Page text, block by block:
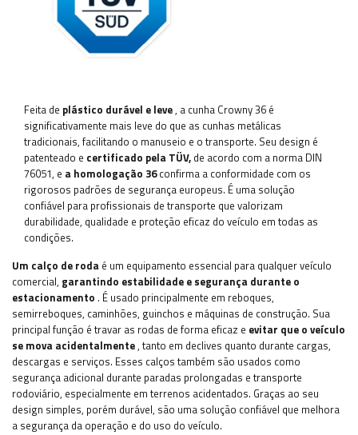
Feita de plástico durável e leve, a cunha Crowny 36 é
significativamente mais leve do que as cunhas metálicas
tradicionais, facilitando o manuseio e o transporte. Seu design é
patenteado e certificado pela TÜV, de acordo com a norma DIN
76051, e a homologação 36confirma a conformidade com os
rigorosos padrões de segurança europeus. É uma solução
confiável para profissionais de transporte que valorizam
durabilidade, qualidade e proteção eficaz do veículo em todas as
condições.
Um calço de roda é um equipamento essencial para qualquer veículo
comercial, garantindo estabilidade e segurança durante o
estacionamento . É usado principalmente em reboques,
semirreboques, caminhões, guinchos e máquinas de construção. Sua
principal função é travar as rodas de forma eficaz e evitar que o veículo
se mova acidentalmente, tanto em declives quanto durante cargas,
descargas e serviços. Esses calços também são usados como
segurança adicional durante paradas prolongadas e transporte
rodoviário, especialmente em terrenos acidentados. Graças ao seu
design simples, porém durável, são uma solução confiável que melhora
a segurança da operação e do uso do veículo.